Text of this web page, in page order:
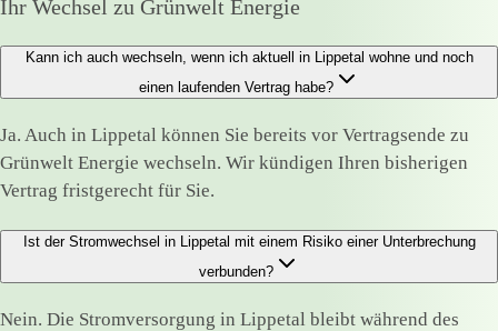
Ihr Wechsel zu Grünwelt Energie
Kann ich auch wechseln, wenn ich aktuell in Lippetal wohne und noch
einen laufenden Vertrag habe?
Ja. Auch in Lippetal können Sie bereits vor Vertragsende zu
Grünwelt Energie wechseln. Wir kündigen Ihren bisherigen
Vertrag fristgerecht für Sie.
Ist der Stromwechsel in Lippetal mit einem Risiko einer Unterbrechung
verbunden?
Nein. Die Stromversorgung in Lippetal bleibt während des